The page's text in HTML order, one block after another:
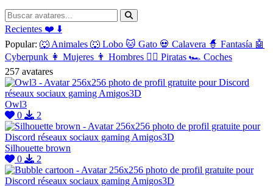
Recientes ❤️ ⬇️
Popular: 🐺 Animales 🐺 Lobo 🐱 Gato 💀 Calavera 🧙 Fantasía 🤖
Cyberpunk 👩 Mujeres 👨 Hombres 🏴‍☠️ Piratas 🏎️ Coches
257 avatares
Owl3
0
2
Silhouette brown
0
2